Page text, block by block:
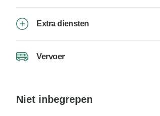
Extra diensten
Vervoer
Niet inbegrepen